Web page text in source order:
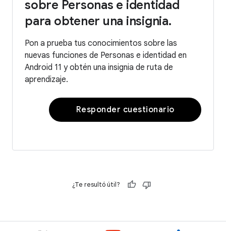
sobre Personas e identidad
para obtener una insignia.
Pon a prueba tus conocimientos sobre las
nuevas funciones de Personas e identidad en
Android 11 y obtén una insignia de ruta de
aprendizaje.
Responder cuestionario
¿Te resultó útil?